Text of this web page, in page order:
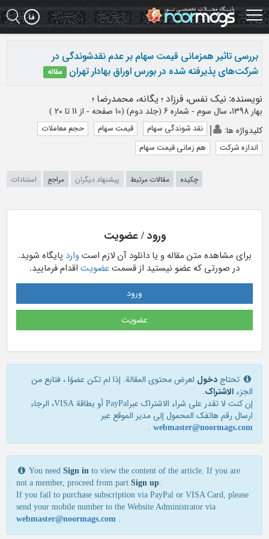
Skip
to
main
بررسی تاثیر همزمانی قیمت سهام بر عدم نقدشوندگی در
شرکت‌های پذیرفته شده در بورس اوراق بهادار تهران
مقاله
نویسنده: نیک نفس، فرزاد ؛ یگانه، محمدرضا ؛
بهار 1398، سال سوم - شماره 6 (جلد دوم) (‎10 صفحه - از 11 تا 20 )
کلیدواژه ها: نقد شوندگی سهام قیمت سهام حجم معاملات
اندازه شرکت هم زمانی قیمت سهام
چکیده مقالات مرتبط پیشنهاد دیگران مراجع استنادات
ورود / عضویت
برای مشاهده متن مقاله و یا دانلود آن لازم استوارد پایگاه شوید.
در صورتی که عضو نیستید از قسمت عضویت اقدام فرمایید.
ورود
عضویت
تحتاج دخول لعرض محتوى المقالة. إذا لم تكن عضوًا ، فتابع من
الجزء الاشتراک.
إن كنت لا تقدر علی شراء الاشتراك عبرPayPal أو بطاقة VISA، الرجاء
ارسال رقم هاتفك المحمول إلی مدير الموقع عبر
webmaster@noormags.com
.
You need Sign in to view the content of the article. If you are
not a member, proceed from part Sign up.
If you fail to purchase subscription via PayPal or VISA Card, please
send your mobile number to the Website Administrator via
webmaster@noormags.com .